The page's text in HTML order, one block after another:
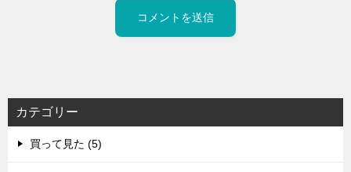
カテゴリー
買って見た (5)